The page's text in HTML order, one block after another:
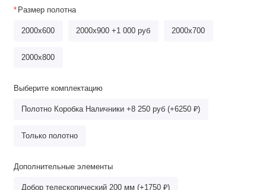
Размер полотна
2000x600 2000x900 +1 000 руб 2000x700
2000х800
Выберите комплектацию
Полотно Коробка Наличники +8 250 руб (+6250 ₽)
Только полотно
Дополнительные элементы
Добор телескопический 200 мм (+1750 ₽)